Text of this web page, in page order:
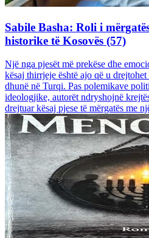
Sabile Basha: Roli i
historike të Kosovës (57)
Një nga pjesët më prekëse dhe
kësaj thirrjeje është ajo që u
dhunë në Turqi. Pas polemikave
ideologjike, autorët ndryshojnë
drejtuar kësaj pjese të mërgatës me